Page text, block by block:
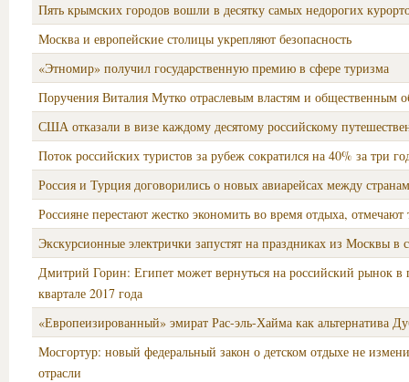
Пять крымских городов вошли в десятку самых недорогих
Москва и европейские столицы укрепляют безопасность
«Этномир» получил государственную премию в сфере туризма
Поручения Виталия Мутко отраслевым властям и общественным
США отказали в визе каждому десятому российскому
Поток российских туристов за рубеж сократился на 40% за три
Россия и Турция договорились о новых авиарейсах между
Россияне перестают жестко экономить во время отдыха, отмечают
Экскурсионные электрички запустят на праздниках из Москвы в
Дмитрий Горин: Египет может вернуться на российский рынок в
квартале 2017 года
«Европеизированный» эмират Рас-эль-Хайма как альтернатива
Мосгортур: новый федеральный закон о детском отдыхе не
отрасли